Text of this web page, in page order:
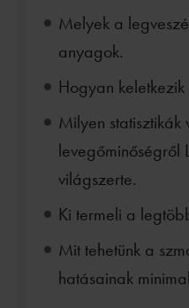
Melyek a
anyagok.
Hogyan
Milyen statisztikák
levegőminőségről
világszerte.
Ki termeli a
Mit tehetünk a
hatásainak